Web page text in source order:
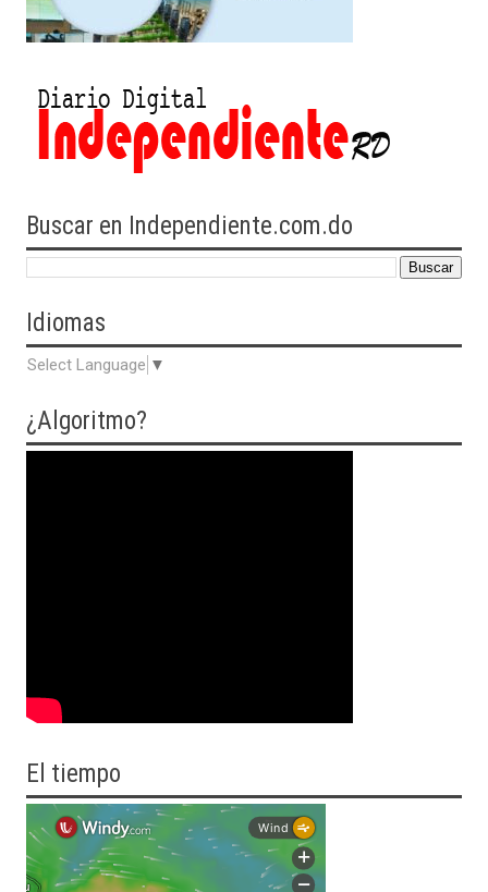
Buscar en Independiente.com.do
Idiomas
Select Language ▼
¿Algoritmo?
El tiempo